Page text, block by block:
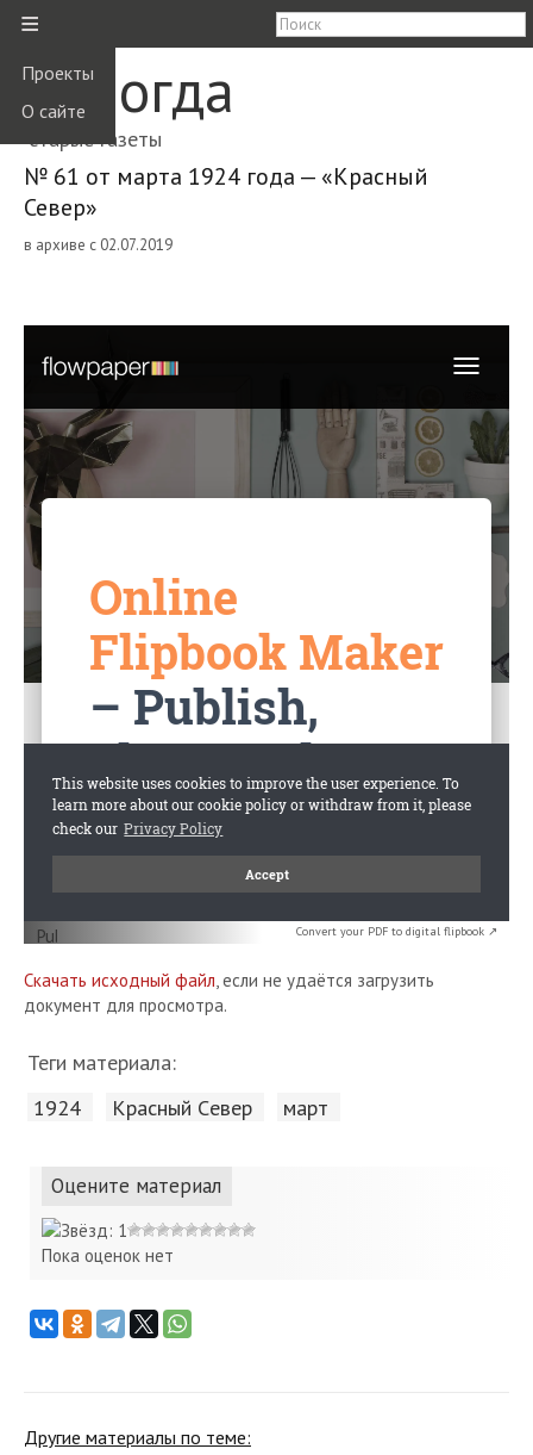
≡
Проекты
О сайте
Вологда
старые газеты
№ 61 от марта 1924 года — «Красный
Север»
в архиве с 02.07.2019
Convert your PDF to digital flipbook ↗
Скачать исходный файл, если не удаётся загрузить
документ для просмотра.
Теги материала:
1924 Красный Cевер март
Оцените материал
Пока оценок нет
Другие материалы по теме: